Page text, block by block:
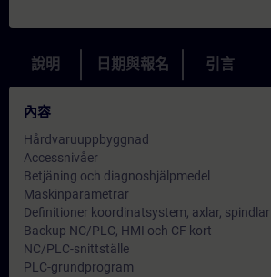
說明 日期與報名 引言
內容
Hårdvaruuppbyggnad
Accessnivåer
Betjäning och diagnoshjälpmedel
Maskinparametrar
Definitioner koordinatsystem, axlar, spindlar
Backup NC/PLC, HMI och CF kort
NC/PLC-snittställe
PLC-grundprogram